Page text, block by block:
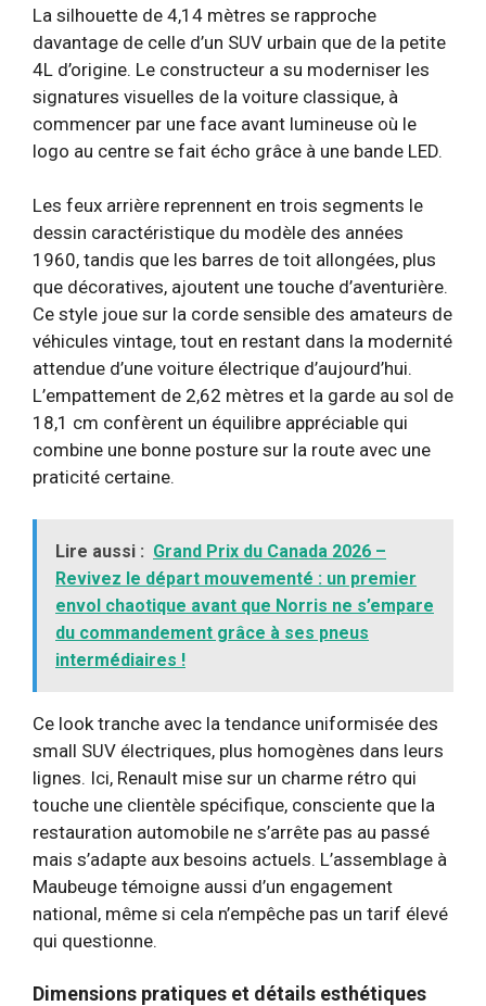
La silhouette de 4,14 mètres se rapproche
davantage de celle d’un SUV urbain que de la petite
4L d’origine. Le constructeur a su moderniser les
signatures visuelles de la voiture classique, à
commencer par une face avant lumineuse où le
logo au centre se fait écho grâce à une bande LED.
Les feux arrière reprennent en trois segments le
dessin caractéristique du modèle des années
1960, tandis que les barres de toit allongées, plus
que décoratives, ajoutent une touche d’aventurière.
Ce style joue sur la corde sensible des amateurs de
véhicules vintage, tout en restant dans la modernité
attendue d’une voiture électrique d’aujourd’hui.
L’empattement de 2,62 mètres et la garde au sol de
18,1 cm confèrent un équilibre appréciable qui
combine une bonne posture sur la route avec une
praticité certaine.
Lire aussi : Grand Prix du Canada 2026 –
Revivez le départ mouvementé : un premier
envol chaotique avant que Norris ne s’empare
du commandement grâce à ses pneus
intermédiaires !
Ce look tranche avec la tendance uniformisée des
small SUV électriques, plus homogènes dans leurs
lignes. Ici, Renault mise sur un charme rétro qui
touche une clientèle spécifique, consciente que la
restauration automobile ne s’arrête pas au passé
mais s’adapte aux besoins actuels. L’assemblage à
Maubeuge témoigne aussi d’un engagement
national, même si cela n’empêche pas un tarif élevé
qui questionne.
Dimensions pratiques et détails esthétiques